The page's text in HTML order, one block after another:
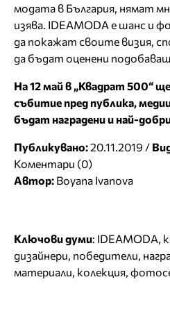
модата в България, нямат
изява. IDEAMODA е шанс и
да покажат своите визия,
да бъдат оценени
На 12 май в „Квадрат 500“
събитие пред публика,
бъдат наградени и най-
Публикувано:20.11.2019 /
Коментари (0)
Автор: Boyana Ivanova
Ключови думи: IDEAMODA,
дизайнери, победители,
материали, колекция,